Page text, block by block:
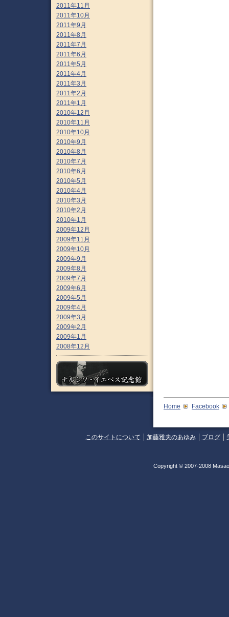
2011年11月
2011年10月
2011年9月
2011年8月
2011年7月
2011年6月
2011年5月
2011年4月
2011年3月
2011年2月
2011年1月
2010年12月
2010年11月
2010年10月
2010年9月
2010年8月
2010年7月
2010年6月
2010年5月
2010年4月
2010年3月
2010年2月
2010年1月
2009年12月
2009年11月
2009年10月
2009年9月
2009年8月
2009年7月
2009年6月
2009年5月
2009年4月
2009年3月
2009年2月
2009年1月
2008年12月
Home Facebook
このサイトについて 加藤雅夫のあゆみ ブログ
Copyright © 2007-2008